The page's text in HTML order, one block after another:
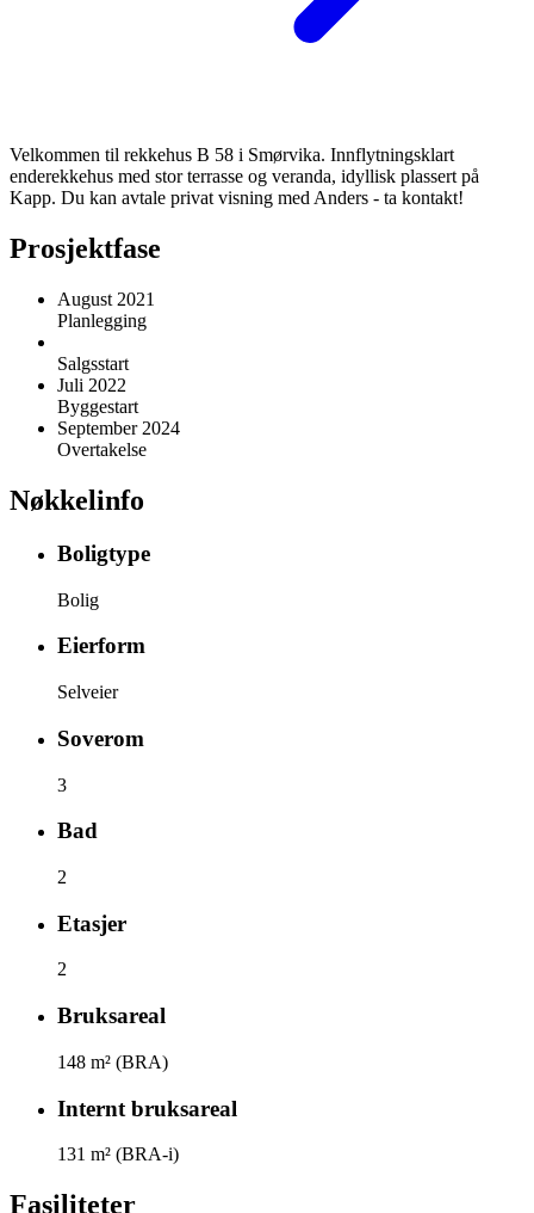
Velkommen til rekkehus B 58 i Smørvika. Innflytningsklart
enderekkehus med stor terrasse og veranda, idyllisk plassert på
Kapp. Du kan avtale privat visning med Anders - ta kontakt!
Prosjektfase
August 2021
Planlegging
Salgsstart
Juli 2022
Byggestart
September 2024
Overtakelse
Nøkkelinfo
Boligtype
Bolig
Eierform
Selveier
Soverom
3
Bad
2
Etasjer
2
Bruksareal
148 m² (BRA)
Internt bruksareal
131 m² (BRA-i)
Fasiliteter